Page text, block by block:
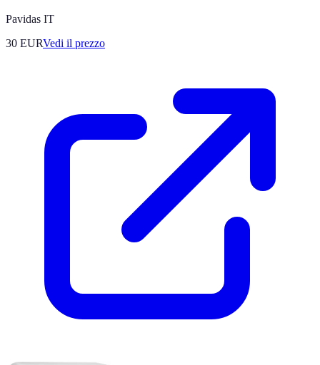
Pavidas IT
30 EURVedi il prezzo